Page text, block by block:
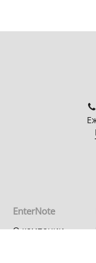
EnterNote
О компании